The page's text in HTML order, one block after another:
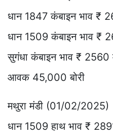
धान 1847 कंबाइन भाव ₹
धान 1509 कंबाइन भाव ₹
सुगंधा कंबाइन भाव ₹ 2560
आवक 45,000 बोरी
मथुरा मंडी (01/02/2025)
धान 1509 हाथ भाव ₹